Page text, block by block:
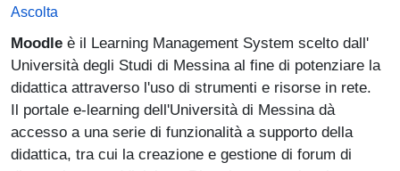
Ascolta
Moodle è il Learning Management System scelto dall'
Università degli Studi di Messina al fine di potenziare la
didattica attraverso l'uso di strumenti e risorse in rete.
Il portale e-learning dell'Università di Messina dà
accesso a una serie di funzionalità a supporto della
didattica, tra cui la creazione e gestione di forum di